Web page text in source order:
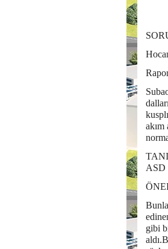
TANI
ASD
gibi